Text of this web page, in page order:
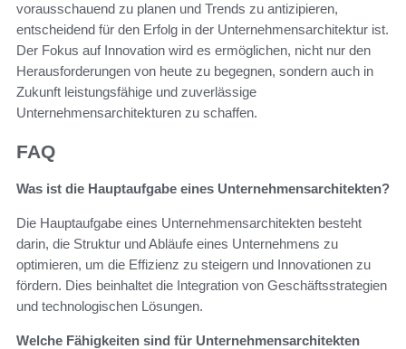
vorausschauend zu planen und Trends zu antizipieren,
entscheidend für den Erfolg in der Unternehmensarchitektur ist.
Der Fokus auf Innovation wird es ermöglichen, nicht nur den
Herausforderungen von heute zu begegnen, sondern auch in
Zukunft leistungsfähige und zuverlässige
Unternehmensarchitekturen zu schaffen.
FAQ
Was ist die Hauptaufgabe eines Unternehmensarchitekten?
Die Hauptaufgabe eines Unternehmensarchitekten besteht
darin, die Struktur und Abläufe eines Unternehmens zu
optimieren, um die Effizienz zu steigern und Innovationen zu
fördern. Dies beinhaltet die Integration von Geschäftsstrategien
und technologischen Lösungen.
Welche Fähigkeiten sind für Unternehmensarchitekten